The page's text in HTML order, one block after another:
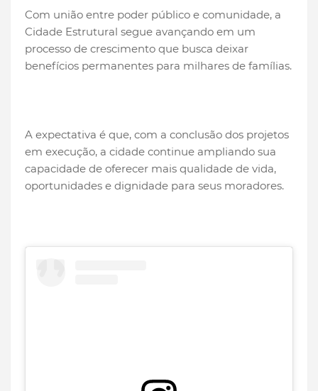
Com união entre poder público e comunidade, a
Cidade Estrutural segue avançando em um
processo de crescimento que busca deixar
benefícios permanentes para milhares de famílias.
A expectativa é que, com a conclusão dos projetos
em execução, a cidade continue ampliando sua
capacidade de oferecer mais qualidade de vida,
oportunidades e dignidade para seus moradores.